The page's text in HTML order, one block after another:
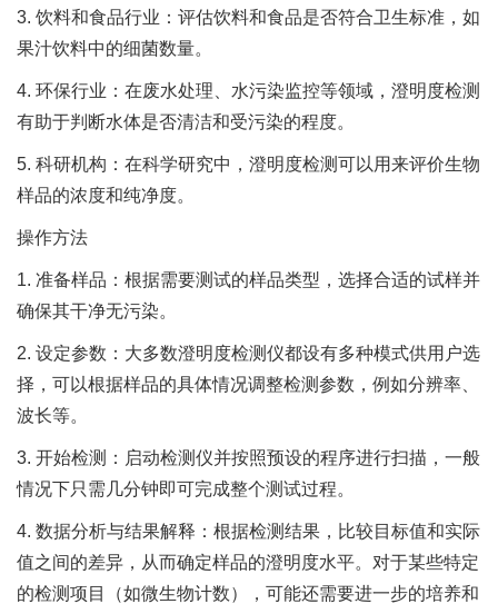
3. 饮料和食品行业：评估饮料和食品是否符合卫生标准，如
果汁饮料中的细菌数量。
4. 环保行业：在废水处理、水污染监控等领域，澄明度检测
有助于判断水体是否清洁和受污染的程度。
5. 科研机构：在科学研究中，澄明度检测可以用来评价生物
样品的浓度和纯净度。
操作方法
1. 准备样品：根据需要测试的样品类型，选择合适的试样并
确保其干净无污染。
2. 设定参数：大多数澄明度检测仪都设有多种模式供用户选
择，可以根据样品的具体情况调整检测参数，例如分辨率、
波长等。
3. 开始检测：启动检测仪并按照预设的程序进行扫描，一般
情况下只需几分钟即可完成整个测试过程。
4. 数据分析与结果解释：根据检测结果，比较目标值和实际
值之间的差异，从而确定样品的澄明度水平。对于某些特定
的检测项目（如微生物计数），可能还需要进一步的培养和